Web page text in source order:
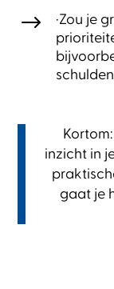
$
·Zou je
inzicht in
gaat je